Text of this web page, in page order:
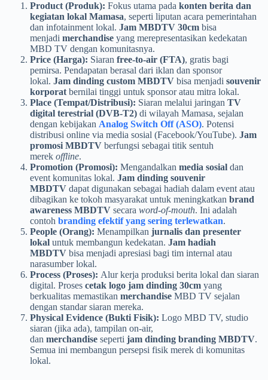
Product (Produk): Fokus utama pada konten berita dan
kegiatan lokal Mamasa, seperti liputan acara pemerintahan
dan infotainment lokal. Jam MBDTV 30cm bisa
menjadi merchandise yang merepresentasikan kedekatan
MBD TV dengan komunitasnya.
Price (Harga): Siaran free-to-air (FTA), gratis bagi
pemirsa. Pendapatan berasal dari iklan dan sponsor
lokal. Jam dinding custom MBDTV bisa menjadi souvenir
korporat bernilai tinggi untuk sponsor atau mitra lokal.
Place (Tempat/Distribusi): Siaran melalui jaringan TV
digital terestrial (DVB-T2) di wilayah Mamasa, sejalan
dengan kebijakan Analog Switch Off (ASO). Potensi
distribusi online via media sosial (Facebook/YouTube). Jam
promosi MBDTV berfungsi sebagai titik sentuh
merek offline.
Promotion (Promosi): Mengandalkan media sosial dan
event komunitas lokal. Jam dinding souvenir
MBDTV dapat digunakan sebagai hadiah dalam event atau
dibagikan ke tokoh masyarakat untuk meningkatkan brand
awareness MBDTV secara word-of-mouth. Ini adalah
contoh branding efektif yang sering terlewatkan.
People (Orang): Menampilkan jurnalis dan presenter
lokal untuk membangun kedekatan. Jam hadiah
MBDTV bisa menjadi apresiasi bagi tim internal atau
narasumber lokal.
Process (Proses): Alur kerja produksi berita lokal dan siaran
digital. Proses cetak logo jam dinding 30cm yang
berkualitas memastikan merchandise MBD TV sejalan
dengan standar siaran mereka.
Physical Evidence (Bukti Fisik): Logo MBD TV, studio
siaran (jika ada), tampilan on-air,
dan merchandise seperti jam dinding branding MBDTV.
Semua ini membangun persepsi fisik merek di komunitas
lokal.